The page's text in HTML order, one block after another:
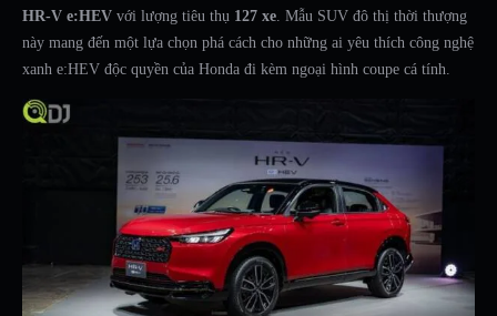
HR-V e:HEV với lượng tiêu thụ 127 xe . Mẫu SUV đô thị thời thượng
này mang đến một lựa chọn phá cách cho những ai yêu thích công nghệ
xanh e:HEV độc quyền của Honda đi kèm ngoại hình coupe cá tính.